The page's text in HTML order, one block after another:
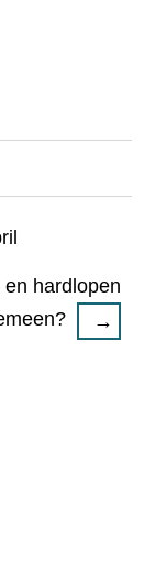
hardlopen
→